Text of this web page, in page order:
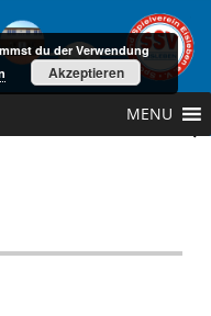
MENU
du der Verwendung
Akzeptieren